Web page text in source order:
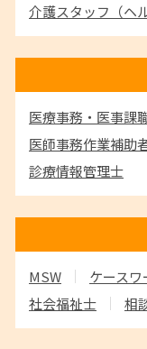
介護スタッフ （ヘ
医療事務・医事課
医師事務作業補助
診療情報管理士
MSW ケースワ
社会福祉士
相